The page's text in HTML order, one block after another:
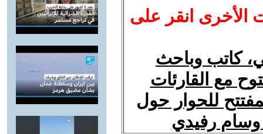
الأخرى انقر على
كاتب وباحث
مع القارئات
للحوار حول
وسام رفيدي